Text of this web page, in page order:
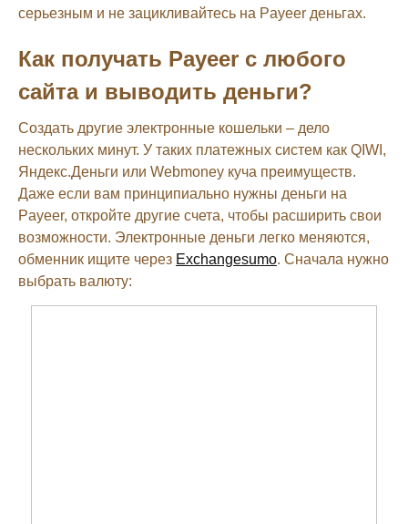
серьезным и не зацикливайтесь на Payeer деньгах.
Как получать Payeer с любого
сайта и выводить деньги?
Создать другие электронные кошельки – дело
нескольких минут. У таких платежных систем как QIWI,
Яндекс.Деньги или Webmoney куча преимуществ.
Даже если вам принципиально нужны деньги на
Payeer, откройте другие счета, чтобы расширить свои
возможности. Электронные деньги легко меняются,
обменник ищите через Exchangesumo. Сначала нужно
выбрать валюту: